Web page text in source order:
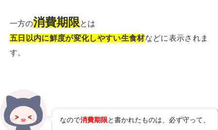
一方の消費期限とは
五日以内に鮮度が変化しやすい生食材などに表示されま
す。
なので消費期限と書かれたものは、必ず守って、